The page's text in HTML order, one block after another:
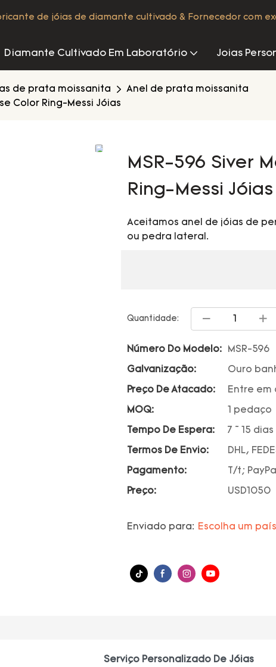
de jóias de diamante cultivado & Fornecedor com
Diamante Cultivado Em Laboratório Joias
de prata moissanita
Anel de prata moissanita
Color Ring-Messi Jóias
MSR-596 Siver
Ring-Messi Jóias
Aceitamos anel de jóias de
ou pedra lateral.
Quantidade:
Número Do Modelo: MSR-596
Galvanização: Ouro
Preço De Atacado: Entre
MOQ: 1 pedaço
Tempo De Espera: 7 ~ 15 dias
Termos De Envio: DHL,
Pagamento: T/t;
Preço: USD1050
Enviado para: Escolha um
Serviço Personalizado De Jóias